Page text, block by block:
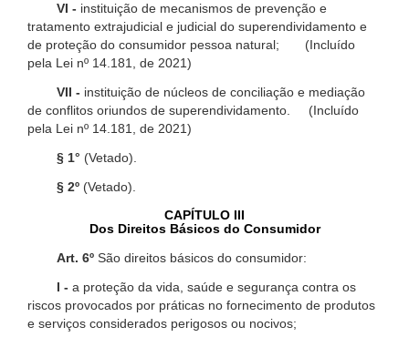
VI - instituição de mecanismos de prevenção e
tratamento extrajudicial e judicial do superendividamento e
de proteção do consumidor pessoa natural; (Incluído
pela Lei nº 14.181, de 2021)
VII - instituição de núcleos de conciliação e mediação
de conflitos oriundos de superendividamento. (Incluído
pela Lei nº 14.181, de 2021)
§ 1° (Vetado).
§ 2º (Vetado).
CAPÍTULO III
Dos Direitos Básicos do Consumidor
Art. 6º São direitos básicos do consumidor:
I - a proteção da vida, saúde e segurança contra os
riscos provocados por práticas no fornecimento de produtos
e serviços considerados perigosos ou nocivos;